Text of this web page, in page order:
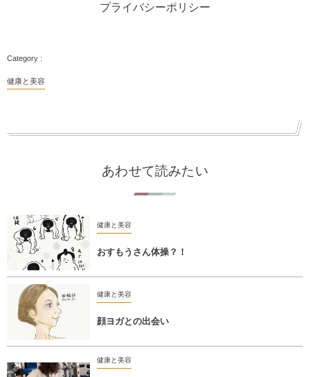
プライバシーポリシー
健康と美容
あわせて読みたい
健康と美容
おすもうさん体操？！
健康と美容
顔ヨガとの出会い
健康と美容